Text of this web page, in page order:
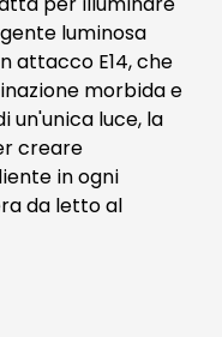
luminosa
attacco E14, che
morbida e
un'unica luce, la
creare
in ogni
da letto al